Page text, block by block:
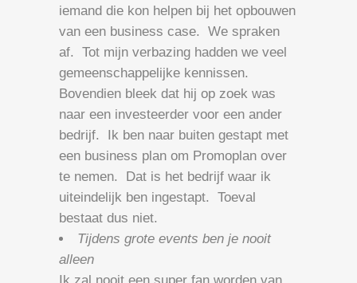
iemand die kon helpen bij het opbouwen
van een business case. We spraken
af. Tot mijn verbazing hadden we veel
gemeenschappelijke kennissen.
Bovendien bleek dat hij op zoek was
naar een investeerder voor een ander
bedrijf. Ik ben naar buiten gestapt met
een business plan om Promoplan over
te nemen. Dat is het bedrijf waar ik
uiteindelijk ben ingestapt. Toeval
bestaat dus niet.
Tijdens grote events ben je nooit
alleen
Ik zal nooit een super fan worden van